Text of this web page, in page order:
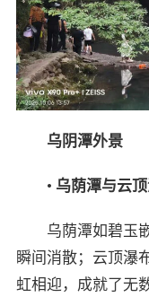
乌阴潭外景
• 乌荫潭与云
乌荫潭如碧玉
瞬间消散；云顶瀑
虹相迎，成就了无